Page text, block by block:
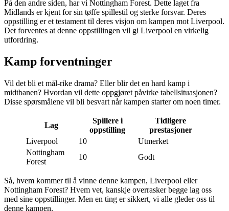
På den andre siden, har vi Nottingham Forest. Dette laget fra
Midlands er kjent for sin tøffe spillestil og sterke forsvar. Deres
oppstilling er et testament til deres visjon om kampen mot Liverpool.
Det forventes at denne oppstillingen vil gi Liverpool en virkelig
utfordring.
Kamp forventninger
Vil det bli et mål-rike drama? Eller blir det en hard kamp i
midtbanen? Hvordan vil dette oppgjøret påvirke tabellsituasjonen?
Disse spørsmålene vil bli besvart når kampen starter om noen timer.
Lag
Spillere i
oppstilling
Tidligere
prestasjoner
Liverpool
10
Utmerket
Nottingham
Forest
10 Godt
Så, hvem kommer til å vinne denne kampen, Liverpool eller
Nottingham Forest? Hvem vet, kanskje overrasker begge lag oss
med sine oppstillinger. Men en ting er sikkert, vi alle gleder oss til
denne kampen.